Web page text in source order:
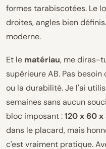
formes tarabiscotées. Le
droites, angles bien
moderne.
Et le matériau, me diras-
supérieure AB. Pas
ou la durabilité. Je l'ai
semaines sans aucun
bloc imposant :120 x 60
dans le placard, mais
c'est vraiment pratique.